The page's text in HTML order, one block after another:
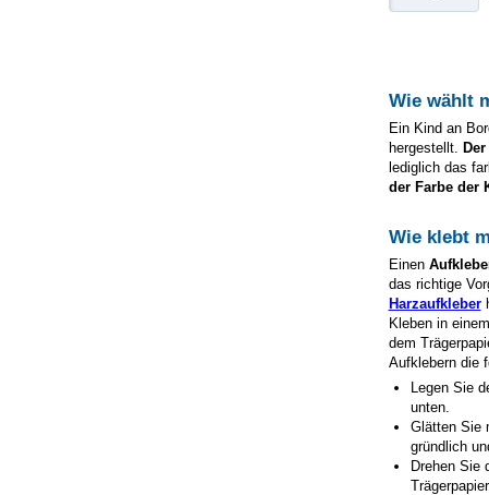
Wie wählt
Ein Kind an
hergestellt.
lediglich das
der Farbe der
Wie klebt
Einen
das richtige
Harzaufkleber
Kleben in
dem
Aufklebern die
Legen Sie
unten.
Glätten Sie
gründlich
Drehen Sie